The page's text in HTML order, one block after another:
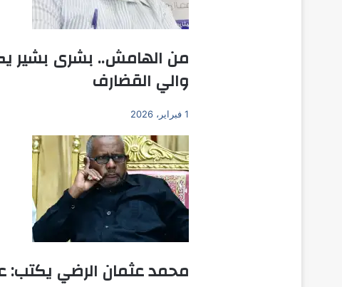
من الهامش.. بشرى بشير
والي القضارف
1 فبراير، 2026
محمد عثمان الرضي يكتب: